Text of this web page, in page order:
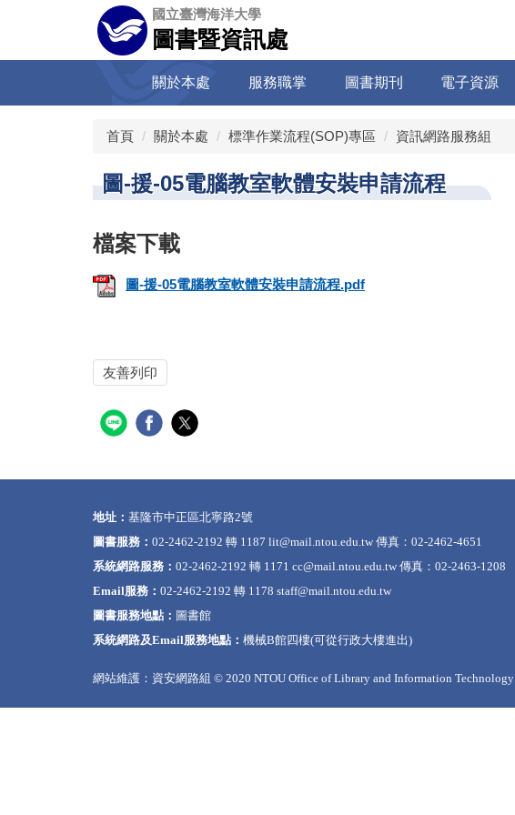
國立臺灣海洋大學
圖書暨資訊處
關於本處 服務職掌 圖書期刊 電子資源
首頁 關於本處 標準作業流程(SOP)專區 資訊網路服務組
圖-援-05電腦教室軟體安裝申請流程
圖-援-05電腦教室軟體安裝申請流程.pdf
友善列印
地址： 基隆市中正區北寧路2號
圖書服務： 02-2462-2192 轉 1187 lit@mail.ntou.edu.tw 傳真：02-2462-4651
系統網路服務： 02-2462-2192 轉 1171 cc@mail.ntou.edu.tw 傳真：02-2463-1208
Email服務： 02-2462-2192 轉 1178 staff@mail.ntou.edu.tw
圖書服務地點： 圖書館
系統網路及Email服務地點： 機械B館四樓(可從行政大樓進出)
網站維護：資安網路組 © 2020 NTOU Office of Library and Information Technology